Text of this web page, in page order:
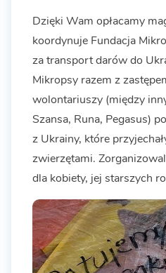
Dzięki Wam opłacamy
koordynuje Fundacja
za transport darów do
Mikropsy razem z
wolontariuszy (między
Szansa, Runa, Pegasus)
z Ukrainy, które
zwierzętami.
dla kobiety, jej starszych